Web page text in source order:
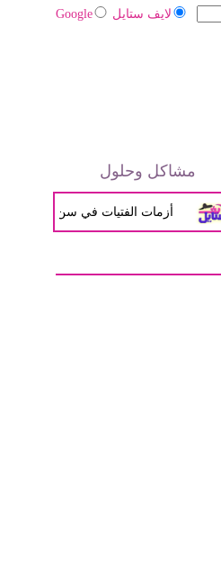
لايف ستايل Google
مشاكل وحلول
أزمات الفتيات في سن المراهقة بين